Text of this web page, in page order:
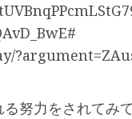
努力をされてみて